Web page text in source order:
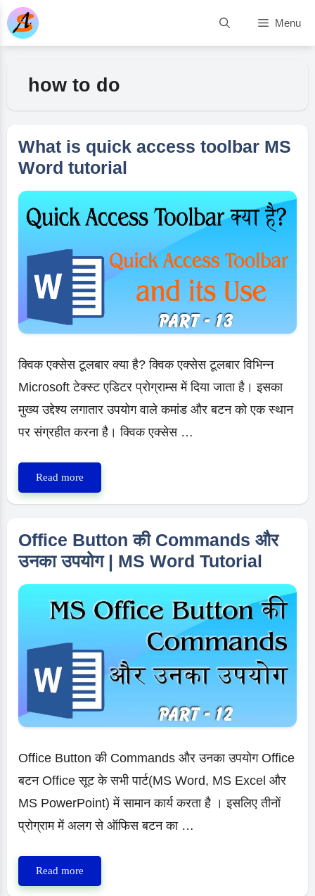
Skip
to
Menu
how to do
What is quick access toolbar MS
Word tutorial
क्विक एक्सेस टूलबार क्या है? क्विक एक्सेस टूलबार विभिन्न
Microsoft टेक्स्ट एडिटर प्रोग्राम्स में दिया जाता है। इसका
मुख्य उद्देश्य लगातार उपयोग वाले कमांड और बटन को एक स्थान
पर संग्रहीत करना है। क्विक एक्सेस …
Read more
is
access
toolbar
tutorial
Office Button की Commands और
उनका उपयोग | MS Word Tutorial
Office Button की Commands और उनका उपयोग Office
बटन Office सूट के सभी पार्ट(MS Word, MS Excel और
MS PowerPoint) में सामान कार्य करता है । इसलिए तीनों
प्रोग्राम में अलग से ऑफिस बटन का …
Read more
Button